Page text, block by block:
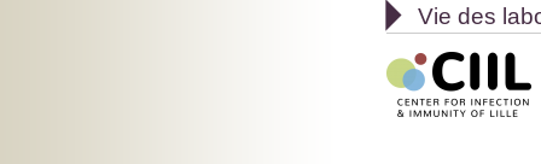
 Vie des